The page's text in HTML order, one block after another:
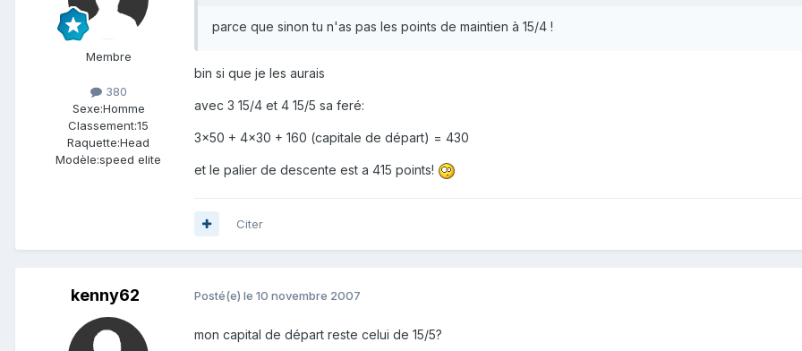
Membre
380
Sexe:Homme
Classement:15
Raquette:Head
Modèle:speed elite
parce que sinon tu n'as pas les points de maintien à 15/4 !
bin si que je les aurais
avec 3 15/4 et 4 15/5 sa feré:
3x50 + 4x30 + 160 (capitale de départ) = 430
et le palier de descente est a 415 points!
Citer
kenny62 Posté(e) le 10 novembre 2007
mon capital de départ reste celui de 15/5?